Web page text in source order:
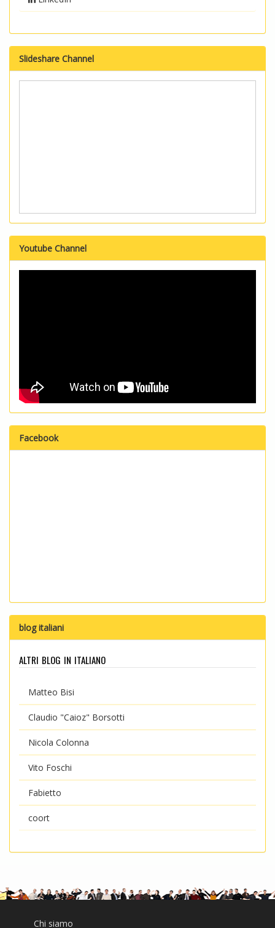
Slideshare Channel
Youtube Channel
Facebook
blog italiani
altri blog in italiano
Matteo Bisi
Claudio "Caioz" Borsotti
Nicola Colonna
Vito Foschi
Fabietto
coort
Chi siamo